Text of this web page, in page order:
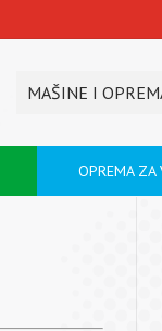
MAŠINE I
OPREMA ZA